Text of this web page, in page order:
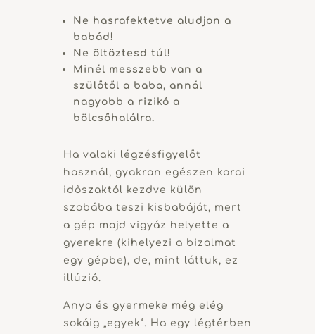
Ne hasrafektetve aludjon a
babád!
Ne öltöztesd túl!
Minél messzebb van a
szülőtől a baba, annál
nagyobb a rizikó a
bölcsőhalálra.
Ha valaki légzésfigyelőt
használ, gyakran egészen korai
időszaktól kezdve külön
szobába teszi kisbabáját, mert
a gép majd vigyáz helyette a
gyerekre (kihelyezi a bizalmat
egy gépbe), de, mint láttuk, ez
illúzió.
Anya és gyermeke még elég
sokáig „egyek”. Ha egy légtérben